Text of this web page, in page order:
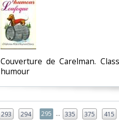
‎Couverture de Carelman.
humour‎
293 294 295 ... 335 375 415